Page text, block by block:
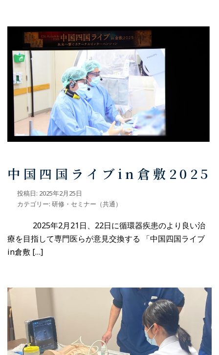
中国四国ライブin倉敷2025
投稿日: 2025年2月25日
カテゴリー: 研修・セミナー（共通）
2025年2月21日、22日に循環器疾患のより良い治
療を目指して専門医らが意見交換する 「中国四国ライブ
in倉敷 […]